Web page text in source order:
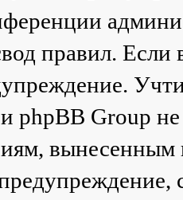
правил.
phpBB Group
вынесенным